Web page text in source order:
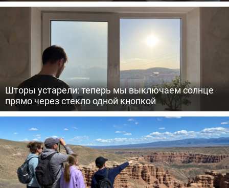
Шторы устарели: теперь мы выключаем солнце
прямо через стекло одной кнопкой